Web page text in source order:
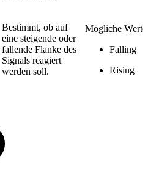
Bestimmt, ob auf
eine steigende oder
fallende Flanke des
Signals reagiert
werden soll.
Mögliche
Falling
Rising